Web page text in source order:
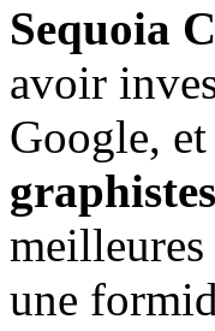
Sequoia
avoir
Google,
graphistes
une